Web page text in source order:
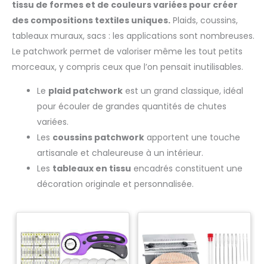
tissu de formes et de couleurs variées pour créer
des compositions textiles uniques. Plaids, coussins,
tableaux muraux, sacs : les applications sont nombreuses.
Le patchwork permet de valoriser même les tout petits
morceaux, y compris ceux que l’on pensait inutilisables.
Le plaid patchwork est un grand classique, idéal
pour écouler de grandes quantités de chutes
variées.
Les coussins patchwork apportent une touche
artisanale et chaleureuse à un intérieur.
Les tableaux en tissu encadrés constituent une
décoration originale et personnalisée.